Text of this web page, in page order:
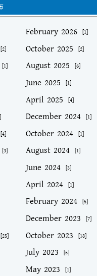
February 2026 [1]
[2] October 2025 [2]
[1] August 2025 [6]
June 2025 [1]
April 2025 [4]
December 2024 [1]
[4] October 2024 [1]
[3] August 2024 [1]
June 2024 [3]
April 2024 [1]
February 2024 [5]
December 2023 [7]
[25] October 2023 [18]
July 2023 [5]
May 2023 [1]